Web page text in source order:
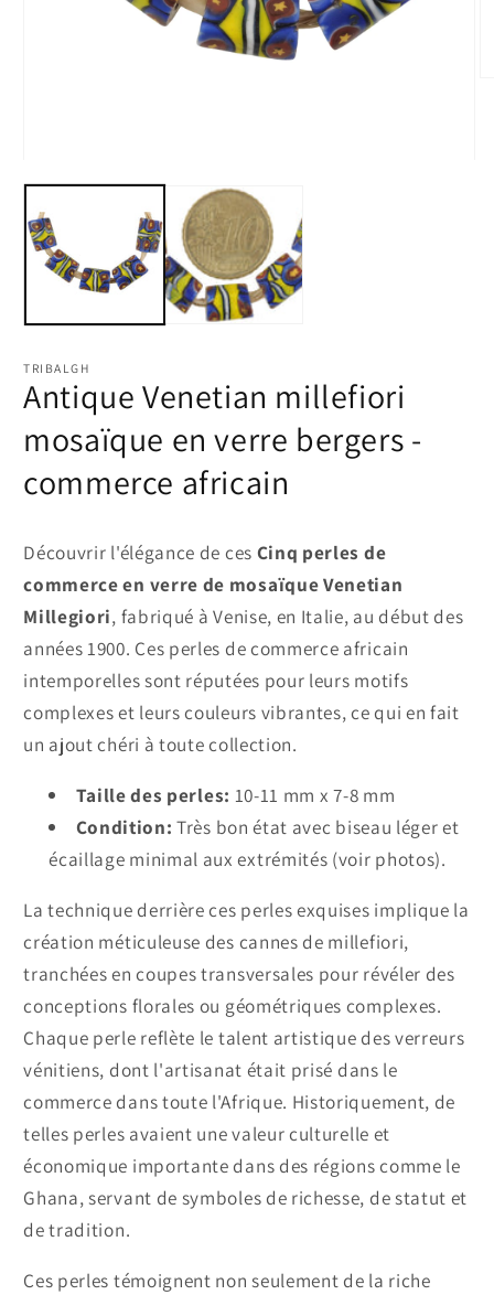
le
1
dans
une
fenêtre
modale
TRIBALGH
Antique Venetian millefiori
mosaïque en verre bergers -
commerce africain
Découvrir l'élégance de ces Cinq perles de
commerce en verre de mosaïque Venetian
Millegiori, fabriqué à Venise, en Italie, au début des
années 1900. Ces perles de commerce africain
intemporelles sont réputées pour leurs motifs
complexes et leurs couleurs vibrantes, ce qui en fait
un ajout chéri à toute collection.
Taille des perles: 10-11 mm x 7-8 mm
Condition: Très bon état avec biseau léger et
écaillage minimal aux extrémités (voir photos).
La technique derrière ces perles exquises implique la
création méticuleuse des cannes de millefiori,
tranchées en coupes transversales pour révéler des
conceptions florales ou géométriques complexes.
Chaque perle reflète le talent artistique des verreurs
vénitiens, dont l'artisanat était prisé dans le
commerce dans toute l'Afrique. Historiquement, de
telles perles avaient une valeur culturelle et
économique importante dans des régions comme le
Ghana, servant de symboles de richesse, de statut et
de tradition.
Ces perles témoignent non seulement de la riche